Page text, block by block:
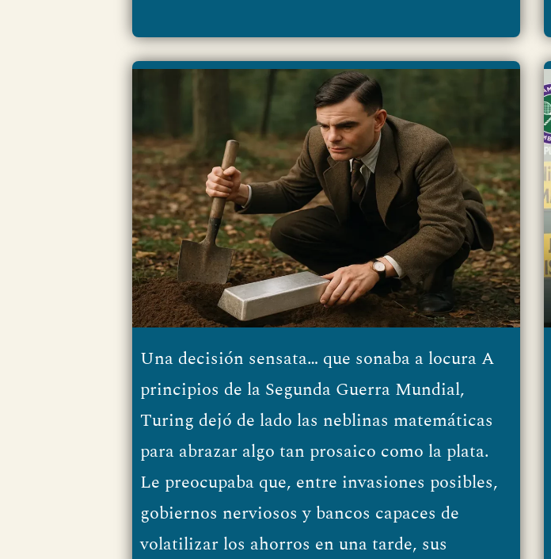
Una decisión sensata… que sonaba a locura A
principios de la Segunda Guerra Mundial,
Turing dejó de lado las neblinas matemáticas
para abrazar algo tan prosaico como la plata.
Le preocupaba que, entre invasiones posibles,
gobiernos nerviosos y bancos capaces de
volatilizar los ahorros en una tarde, sus